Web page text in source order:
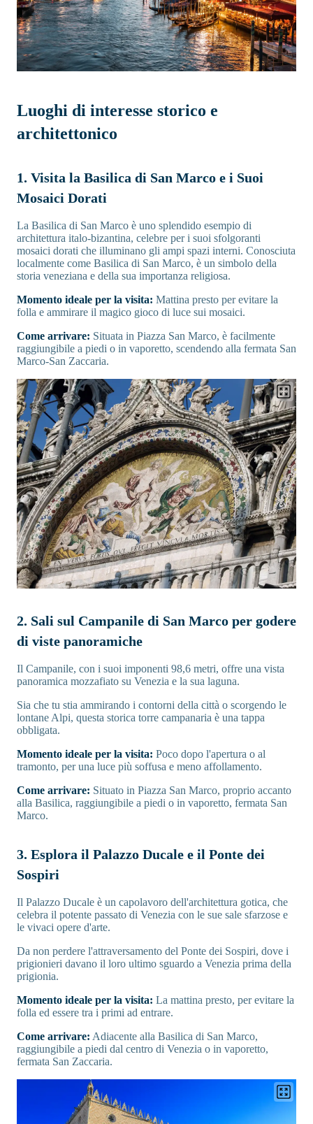
Luoghi di interesse storico e
architettonico
1. Visita la Basilica di San Marco e i Suoi
Mosaici Dorati
La Basilica di San Marco è uno splendido esempio di
architettura italo-bizantina, celebre per i suoi sfolgoranti
mosaici dorati che illuminano gli ampi spazi interni. Conosciuta
localmente come Basilica di San Marco, è un simbolo della
storia veneziana e della sua importanza religiosa.
Momento ideale per la visita: Mattina presto per evitare la
folla e ammirare il magico gioco di luce sui mosaici.
Come arrivare: Situata in Piazza San Marco, è facilmente
raggiungibile a piedi o in vaporetto, scendendo alla fermata San
Marco-San Zaccaria.
2. Sali sul Campanile di San Marco per godere
di viste panoramiche
Il Campanile, con i suoi imponenti 98,6 metri, offre una vista
panoramica mozzafiato su Venezia e la sua laguna.
Sia che tu stia ammirando i contorni della città o scorgendo le
lontane Alpi, questa storica torre campanaria è una tappa
obbligata.
Momento ideale per la visita: Poco dopo l'apertura o al
tramonto, per una luce più soffusa e meno affollamento.
Come arrivare: Situato in Piazza San Marco, proprio accanto
alla Basilica, raggiungibile a piedi o in vaporetto, fermata San
Marco.
3. Esplora il Palazzo Ducale e il Ponte dei
Sospiri
Il Palazzo Ducale è un capolavoro dell'architettura gotica, che
celebra il potente passato di Venezia con le sue sale sfarzose e
le vivaci opere d'arte.
Da non perdere l'attraversamento del Ponte dei Sospiri, dove i
prigionieri davano il loro ultimo sguardo a Venezia prima della
prigionia.
Momento ideale per la visita: La mattina presto, per evitare la
folla ed essere tra i primi ad entrare.
Come arrivare: Adiacente alla Basilica di San Marco,
raggiungibile a piedi dal centro di Venezia o in vaporetto,
fermata San Zaccaria.